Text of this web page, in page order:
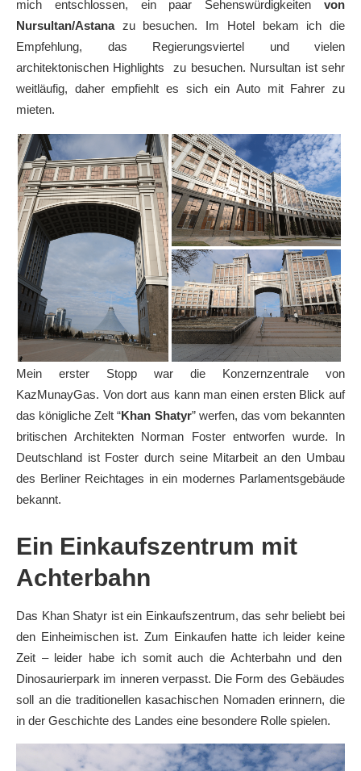
mich entschlossen, ein paar Sehenswürdigkeiten von
Nursultan/Astanazu besuchen. Im Hotel bekam ich die
Empfehlung, das Regierungsviertel und vielen
architektonischen Highlights zu besuchen. Nursultan ist sehr
weitläufig, daher empfiehlt es sich ein Auto mit Fahrer zu
mieten.
Mein erster Stopp war die Konzernzentrale von
KazMunayGas. Von dort aus kann man einen ersten Blick auf
das königliche Zelt “Khan Shatyr” werfen, das vom bekannten
britischen Architekten Norman Foster entworfen wurde. In
Deutschland ist Foster durch seine Mitarbeit an den Umbau
des Berliner Reichtages in ein modernes Parlamentsgebäude
bekannt.
Ein Einkaufszentrum mit
Achterbahn
Das Khan Shatyr ist ein Einkaufszentrum, das sehr beliebt bei
den Einheimischen ist. Zum Einkaufen hatte ich leider keine
Zeit – leider habe ich somit auch die Achterbahn und den
Dinosaurierpark im inneren verpasst. Die Form des Gebäudes
soll an die traditionellen kasachischen Nomaden erinnern, die
in der Geschichte des Landes eine besondere Rolle spielen.